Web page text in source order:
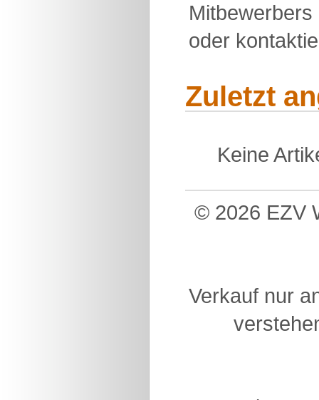
oder
Zuletzt
Keine
© 2026 EZV
Verkauf nur